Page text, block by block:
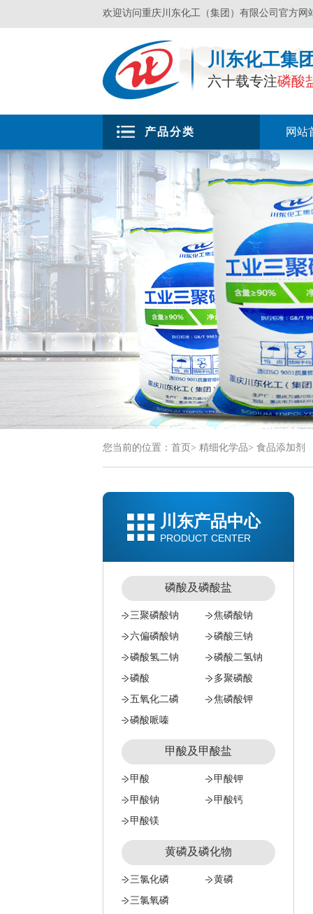
欢迎访问重庆川东化工（集团）有限公司官方网
川东化工集
六十载专注磷酸
产品分类 网站
您当前的位置： 首页 > 精细化学品> 食品添加剂
川东产品中心
PRODUCT CENTER
磷酸及磷酸盐
三聚磷酸钠
焦磷酸钠
六偏磷酸钠
磷酸三钠
磷酸氢二钠
磷酸二氢钠
磷酸
多聚磷酸
五氧化二磷
焦磷酸钾
磷酸哌嗪
甲酸及甲酸盐
甲酸
甲酸钾
甲酸钠
甲酸钙
甲酸镁
黄磷及磷化物
三氯化磷
黄磷
三氯氧磷